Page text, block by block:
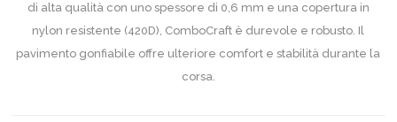
di alta qualità con uno spessore di 0,6 mm e una copertura in
nylon resistente (420D), ComboCraft è durevole e robusto. Il
pavimento gonfiabile offre ulteriore comfort e stabilità durante la
corsa.